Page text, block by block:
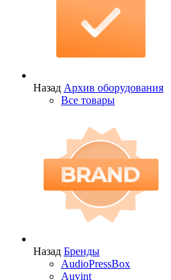
Назад Архив оборудования
Все товары
Назад Бренды
AudioPressBox
Auvint